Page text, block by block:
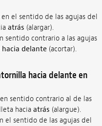
el sentido de las agujas del
atrás (alargar).
contrario a las agujas
hacia delante(acortar).
hacia delante en
sentido contrario al de las
hacia atrás (alargue).
sentido de las agujas del